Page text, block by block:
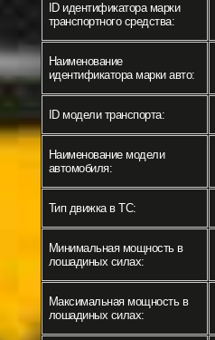
ID идентификатора марки
транспортного средства:
Наименование
идентификатора марки авто:
ID модели транспорта:
Наименование модели
автомобиля:
Тип движка в ТС:
Минимальная мощность в
лошадиных силах:
Максимальная мощность в
лошадиных силах: